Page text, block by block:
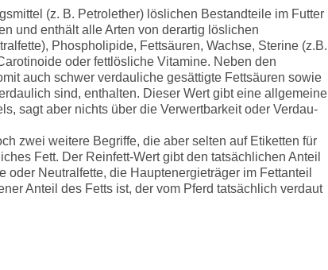
(z. B. Petrolether) löslichen Bestandteile im Futter
und enthält alle Arten von derartig löslichen
Phospholipide, Fettsäuren, Wachse, Sterine (z.B.
oder fettlösliche Vitamine. Neben den
auch schwer verdauliche gesättigte Fettsäuren sowie
sind, enthalten. Dieser Wert gibt eine allgemeine
sagt aber nichts über die Verwertbarkeit oder Verdau-
zwei weitere Begriffe, die aber selten auf Etiketten für
Fett. Der Reinfett-Wert gibt den tatsächlichen Anteil
Neutralfette, die Hauptenergieträger im Fettanteil
Anteil des Fetts ist, der vom Pferd tatsächlich verdaut